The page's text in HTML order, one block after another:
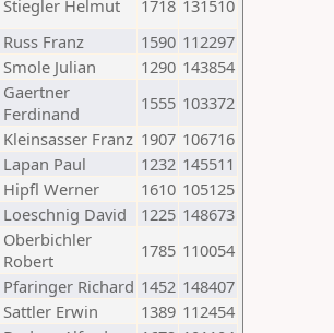
Stiegler Helmut 1718 131510
Russ Franz 1590 112297
Smole Julian 1290 143854
Gaertner
Ferdinand
1555 103372
Kleinsasser Franz 1907 106716
Lapan Paul 1232 145511
Hipfl Werner 1610 105125
Loeschnig David 1225 148673
Oberbichler
Robert
1785 110054
Pfaringer Richard 1452 148407
Sattler Erwin 1389 112454